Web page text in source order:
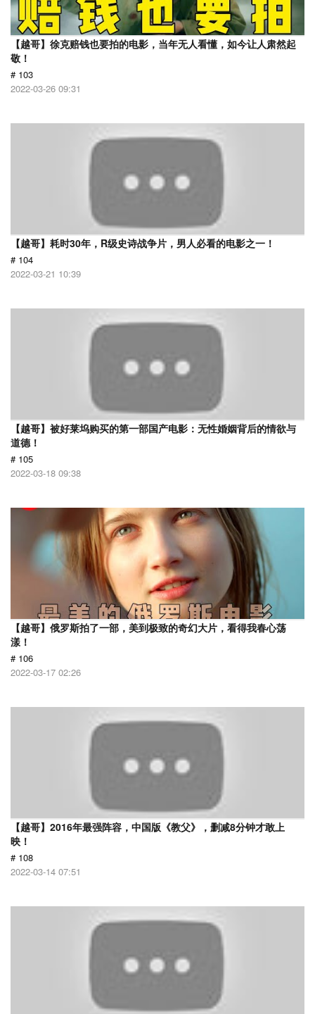
【越哥】徐克赔钱也要拍的电影，当年无人看懂，如今让人肃然起
敬！
# 103
2022-03-26 09:31
【越哥】耗时30年，R级史诗战争片，男人必看的电影之一！
# 104
2022-03-21 10:39
【越哥】被好莱坞购买的第一部国产电影：无性婚姻背后的情欲与
道德！
# 105
2022-03-18 09:38
【越哥】俄罗斯拍了一部，美到极致的奇幻大片，看得我春心荡
漾！
# 106
2022-03-17 02:26
【越哥】2016年最强阵容，中国版《教父》，删减8分钟才敢上
映！
# 108
2022-03-14 07:51